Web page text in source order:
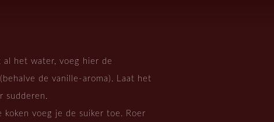
al het water, voeg hier de
de vanille-aroma). Laat het
sudderen.
voeg je de suiker toe. Roer